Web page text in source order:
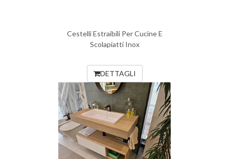
Cestelli Estraibili Per Cucine E
Scolapiatti Inox
DETTAGLI